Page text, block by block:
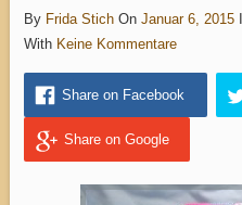
By Frida Stich On Januar 6, 2015
With Keine Kommentare
Share on Facebook
Share on Google